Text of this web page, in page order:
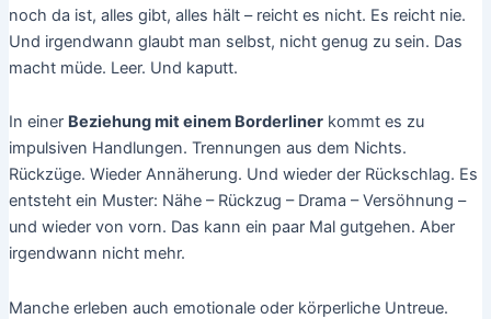
noch da ist, alles gibt, alles hält – reicht es nicht. Es reicht nie.
Und irgendwann glaubt man selbst, nicht genug zu sein. Das
macht müde. Leer. Und kaputt.
In einer Beziehung mit einem Borderlinerkommt es zu
impulsiven Handlungen. Trennungen aus dem Nichts.
Rückzüge. Wieder Annäherung. Und wieder der Rückschlag. Es
entsteht ein Muster: Nähe – Rückzug – Drama – Versöhnung –
und wieder von vorn. Das kann ein paar Mal gutgehen. Aber
irgendwann nicht mehr.
Manche erleben auch emotionale oder körperliche Untreue.